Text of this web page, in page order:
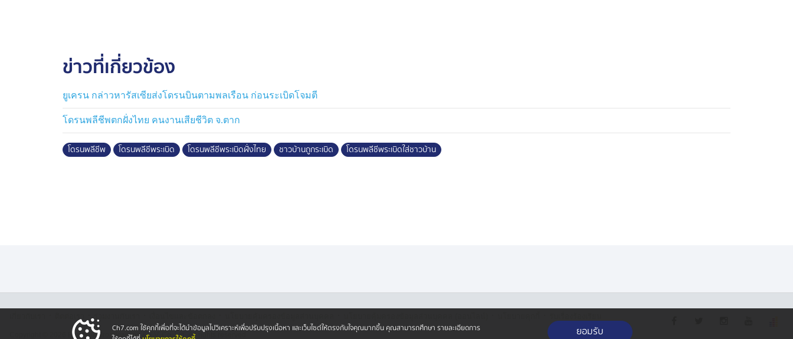
ล่าสุดเจ้าหน้าที่ตำรวจ สภ.พบพระ จังหวัดตาก ได้ปิดกั้นสถานที่เกิดเหตุเป็นพื้นที่
อันตราย เพื่อให้ตำรวจกองพิสูจน์หลักฐานภูธรจังหวัดตาก เข้าไปตรวจที่เกิดเหตุอย่าง
ชนิด ห้ามเคลื่อนย้าย ห้ามเข้าใกล้ และห้ามไปตรวจสอบเองอย่างเด็ดขาด และขอให้
รีบเจ้าหน้าที่ให้เข้าไปตรวจสอบอย่างเร่งด่วน
ข่าวที่เกี่ยวข้อง
ยูเครน กล่าวหารัสเซียส่งโดรนบินตามพลเรือน ก่อนระเบิดโจมตี
โดรนพลีชีพตกฝั่งไทย คนงานเสียชีวิต จ.ตาก
โดรนพลีชีพ โดรนพลีชีพระเบิด โดรนพลีชีพระเบิดฝั่งไทย ชาวบ้านถูกระเบิด โดรนพลีชีพระเบิดใส่ชาวบ้าน
Copyright © 2026 Bangkok Broadcasting & T.V. Co.,Ltd. All rights reserved
Ch7.com ใช้คุกกี้เพื่อที่จะได้นำข้อมูลไปวิเคราะห์เพื่อปรับปรุงเนื้อหา และเว็บไซต์ให้ตรงกับใจคุณมากขึ้น คุณสามารถศึกษา รายละเอียดการ
ยอมรับ